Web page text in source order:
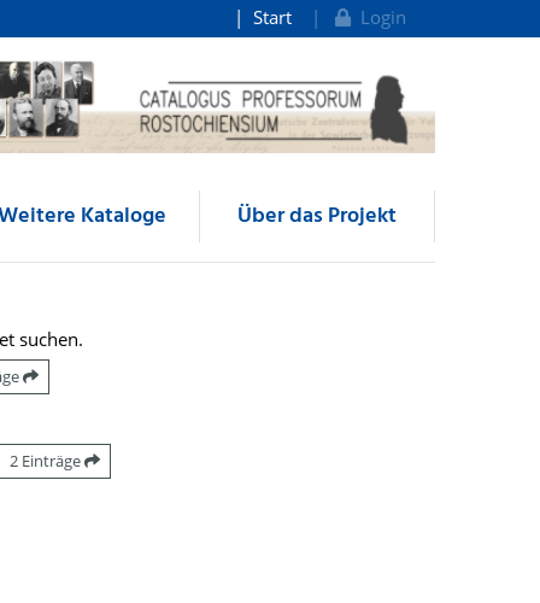
Start Login
Kataloge Über das Projekt
suchen.
2 Einträge